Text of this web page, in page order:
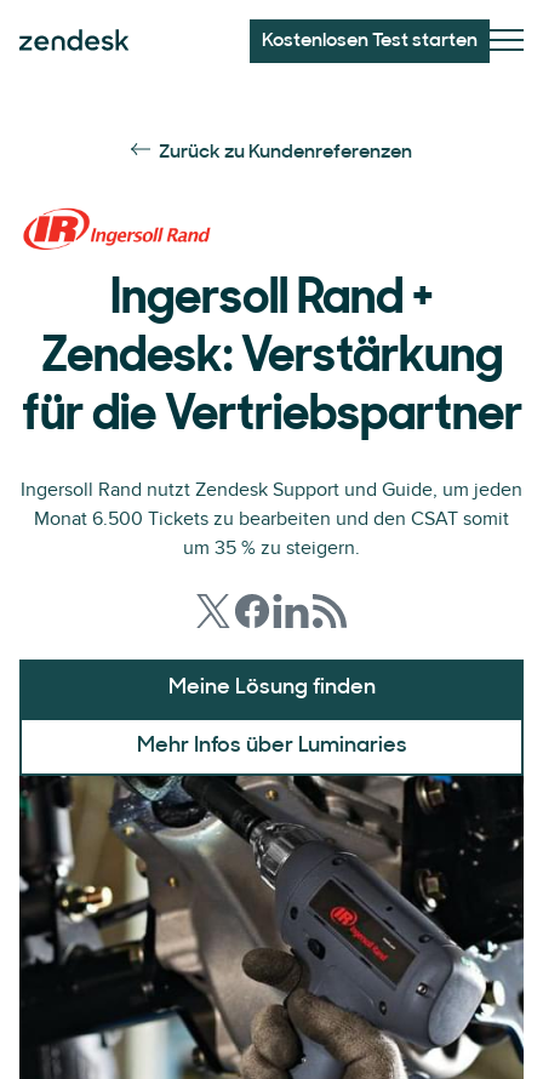
Kostenlosen Test starten
Zurück zu Kundenreferenzen
Ingersoll Rand +
Zendesk: Verstärkung
für die Vertriebspartner
Ingersoll Rand nutzt Zendesk Support und Guide, um jeden
Monat 6.500 Tickets zu bearbeiten und den CSAT somit
um 35 % zu steigern.
Meine Lösung finden
Mehr Infos über Luminaries